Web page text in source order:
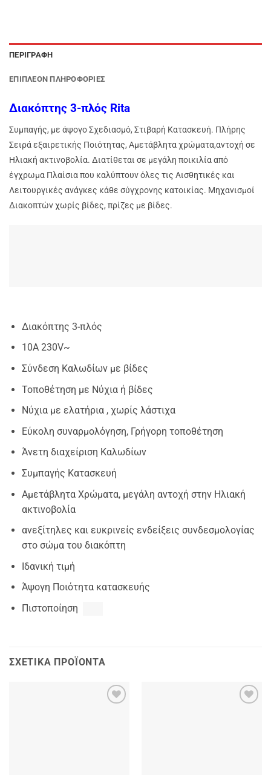
ΠΕΡΙΓΡΑΦΉ
ΕΠΙΠΛΈΟΝ ΠΛΗΡΟΦΟΡΊΕΣ
Διακόπτης 3-πλός Rita
Συμπαγής, με άψογο Σχεδιασμό, Στιβαρή Κατασκευή. Πλήρης
Σειρά εξαιρετικής Ποιότητας, Αμετάβλητα χρώματα,αντοχή σε
Ηλιακή ακτινοβολία. Διατίθεται σε μεγάλη ποικιλία από
έγχρωμα Πλαίσια που καλύπτουνόλες τις Αισθητικές και
Λειτουργικές ανάγκες κάθε σύγχρονης κατοικίας. Μηχανισμοί
Διακοπτών χωρίς βίδες, πρίζες με βίδες.
Διακόπτης 3-πλός
10Α 230V~
Σύνδεση Καλωδίων με βίδες
Τοποθέτηση με Νύχια ή βίδες
Νύχια με ελατήρια , χωρίς λάστιχα
Εύκολη συναρμολόγηση, Γρήγορη τοποθέτηση
Άνετη διαχείριση Καλωδίων
Συμπαγής Κατασκευή
Αμετάβλητα Χρώματα, μεγάλη αντοχή στην Ηλιακή
ακτινοβολία
ανεξίτηλες και ευκρινείς ενδείξεις συνδεσμολογίας
στο σώμα του διακόπτη
Ιδανική τιμή
Άψογη Ποιότητα κατασκευής
Πιστοποίηση
ΣΧΕΤΙΚΆ ΠΡΟΪΌΝΤΑ